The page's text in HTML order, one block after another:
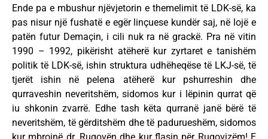
Ende pa e mbushur njëvjetorin e themelimit të LDK-së, ka
pas nisur një fushatë e egër linçuese kundër saj, në lojë e
patën futur Demaçin, i cili nuk ra në grackë. Pra në vitin
1990 – 1992, pikërisht atëherë kur zyrtaret e tanishëm
politik të LDK-së, ishin struktura udhëheqëse të LKJ-së, të
tjerët ishin në pelena atëherë kur pshurreshin dhe
qurraveshin neveritshëm, sidomos kur i lëpinin qurrat që
iu shkonin zvarrë. Edhe tash këta qurranë janë bërë të
neveritshëm, të gërditshëm dhe të padurueshëm, sidomos